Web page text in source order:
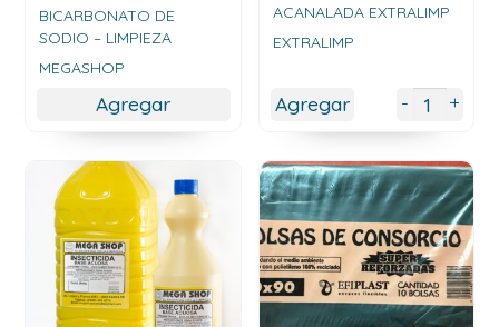
precios:
$6,500.00
BICARBONATO DE
SODIO – LIMPIEZA
MEGASHOP
Agregar
ACANALADA EXTRALIMP
EXTRALIMP
Agregar - +